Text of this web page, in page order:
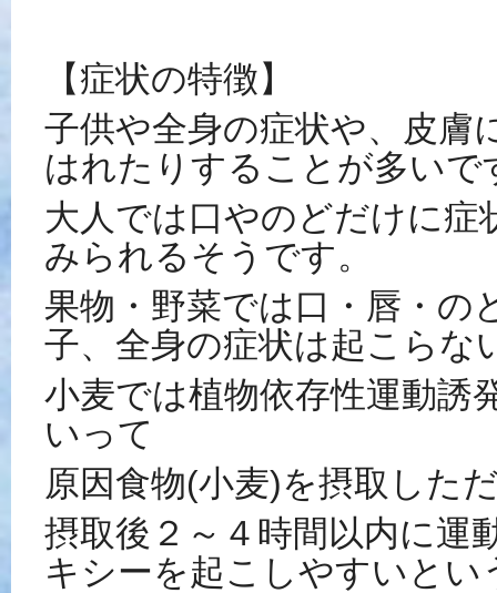
【症状の特徴】
子供や全身の症状や、皮膚
はれたりすることが多いで
大人では口やのどだけに症
みられるそうです。
果物・野菜では口・唇・の
子、全身の症状は起こらな
小麦では植物依存性運動誘
いって
原因食物(小麦)を摂取した
摂取後２～４時間以内に運
キシーを起こしやすいとい